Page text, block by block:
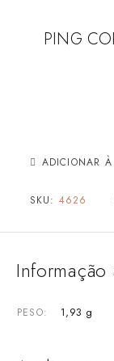
PING
ADICIONAR À
SKU: 4626
PESO 1,93 g